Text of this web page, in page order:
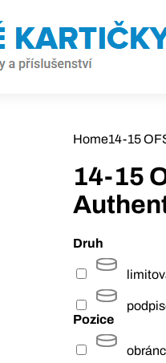
Home14-15
14-15
Druh
Pozice